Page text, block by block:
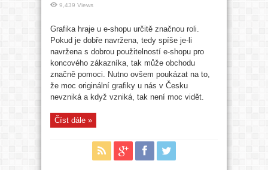
9,439 Views
Grafika hraje u e-shopu určitě značnou roli.
Pokud je dobře navržena, tedy spíše je-li
navržena s dobrou použitelností e-shopu pro
koncového zákazníka, tak může obchodu
značně pomoci. Nutno ovšem poukázat na to,
že moc originální grafiky u nás v Česku
nevzniká a když vzniká, tak není moc vidět.
Číst dále »